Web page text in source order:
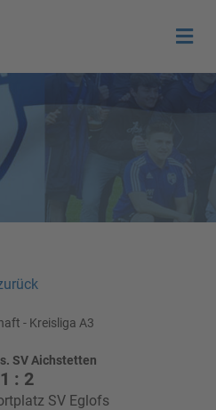
- Kreisliga A3
SV Aichstetten
1 : 2
SV Eglofs